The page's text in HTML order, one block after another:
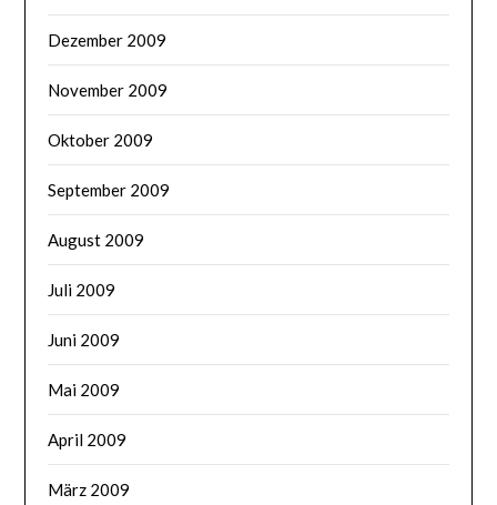
Dezember 2009
November 2009
Oktober 2009
September 2009
August 2009
Juli 2009
Juni 2009
Mai 2009
April 2009
März 2009